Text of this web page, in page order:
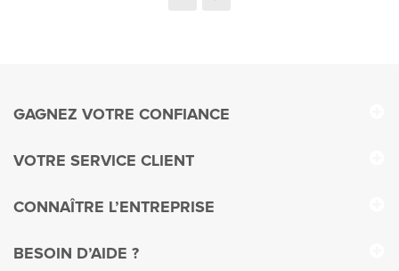
GAGNEZ VOTRE CONFIANCE
VOTRE SERVICE CLIENT
CONNAÎTRE L’ENTREPRISE
BESOIN D’AIDE ?